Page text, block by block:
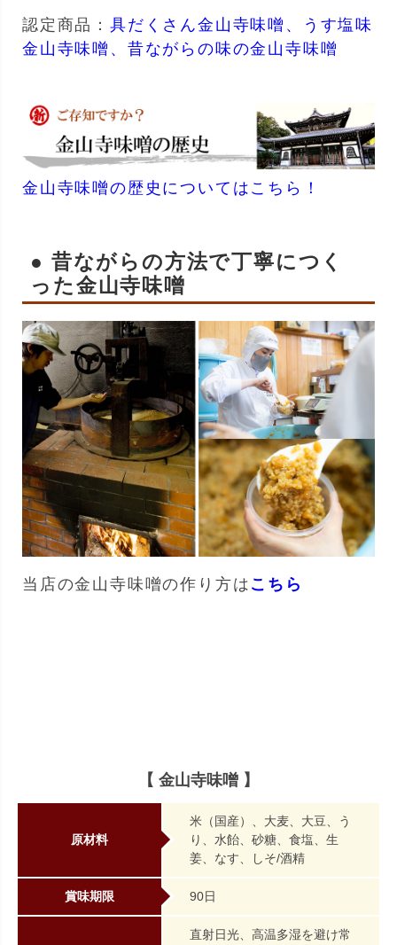
認定商品： 具だくさん金山寺味噌、
うす塩味
金山寺味噌、 昔ながらの味の金山寺味噌
金山寺味噌の歴史についてはこちら！
● 昔ながらの方法で丁寧につく
った金山寺味噌
当店の金山寺味噌の作り方は こちら
【 金山寺味噌 】
原材料
米（国産）、大麦、大豆、う
り、水飴、砂糖、食塩、生
姜、なす、しそ/酒精
賞味期限 90日
直射日光、高温多湿を避け常